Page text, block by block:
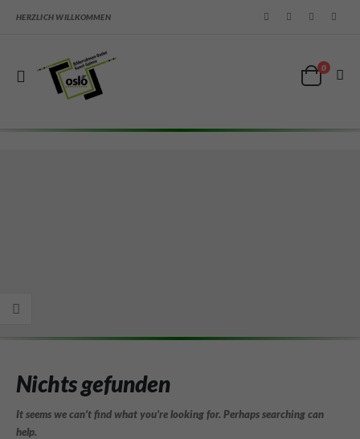
HERZLICH WILLKOMMEN
0
Nichts gefunden
It seems we can’t find what you’re looking for. Perhaps searching can
help.